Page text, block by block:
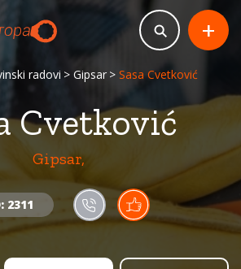
radovi Gipsar Sasa Cvetković
Cvetković
Gipsar,
2311
+